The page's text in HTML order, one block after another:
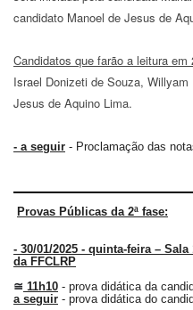
EXTENSÃO
Projetos
Museu
Ciências
da
Empresas
candidato Manoel de Jesus de
Candidatos que farão a leitura em
Israel Donizeti de Souza,
Jesus de Aquino Lima.
- a seguir - Proclamação das
Provas Públicas da 2ª fase:
- 30/01/2025 - quinta-feira – Sala
da FFCLRP
≅ 11h10 - prova didática da
a seguir - prova didática do